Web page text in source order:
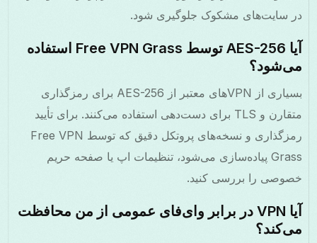
در سایت‌های مشکوک جلوگیری شود.
آیا AES-256 توسط Free VPN Grass استفاده
می‌شود؟
بسیاری از VPN‌های معتبر از AES-256 برای رمزگذاری
متقارن و TLS برای دست‌دهی استفاده می‌کنند. برای تأیید
رمزگذاری و نسخه‌های پروتکل دقیق که توسط Free VPN
Grass پیاده‌سازی می‌شود، تنظیمات اپ یا صفحه حریم
خصوصی را بررسی کنید.
آیا VPN در برابر وای‌فای عمومی از من محافظت
می‌کند؟